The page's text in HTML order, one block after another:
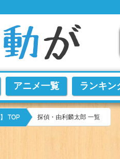
アニメ一覧 ランキン
TOP 探偵・由利麟太郎 一覧